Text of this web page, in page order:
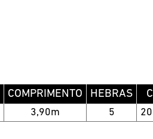
COMPRIMENTO HEBRAS
3,90m 5